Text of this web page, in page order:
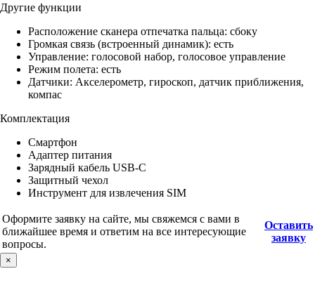
Другие функции
Расположение сканера отпечатка пальца: сбоку
Громкая связь (встроенный динамик): есть
Управление: голосовой набор, голосовое управление
Режим полета: есть
Датчики: Акселерометр, гироскоп, датчик приближения,
компас
Комплектация
Смартфон
Адаптер питания
Зарядный кабель USB-C
Защитный чехол
Инструмент для извлечения SIM
Оформите заявку на сайте, мы свяжемся с вами в
ближайшее время и ответим на все интересующие
вопросы.
Оставить
заявку
×